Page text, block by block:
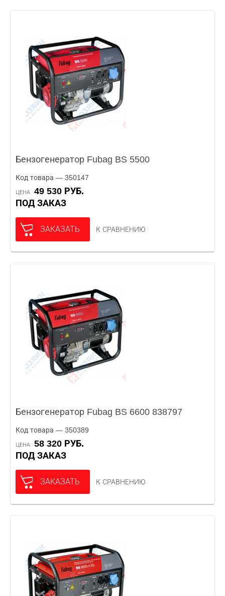
Бензогенератор Fubag BS 5500
Код товара — 350147
ЦЕНА
49 530 РУБ.
ПОД ЗАКАЗ
ЗАКАЗАТЬ К СРАВНЕНИЮ
Бензогенератор Fubag BS 6600 838797
Код товара — 350389
ЦЕНА
58 320 РУБ.
ПОД ЗАКАЗ
ЗАКАЗАТЬ К СРАВНЕНИЮ